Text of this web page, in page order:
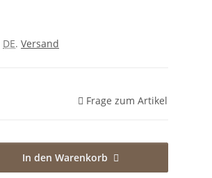
DE. Versand
Frage zum Artikel
In den Warenkorb